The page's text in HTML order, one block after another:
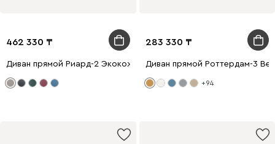
462 330
Диван прямой Риард-2 Экокожа Бежевый
283 330
Диван прямой Роттердам-3
+94